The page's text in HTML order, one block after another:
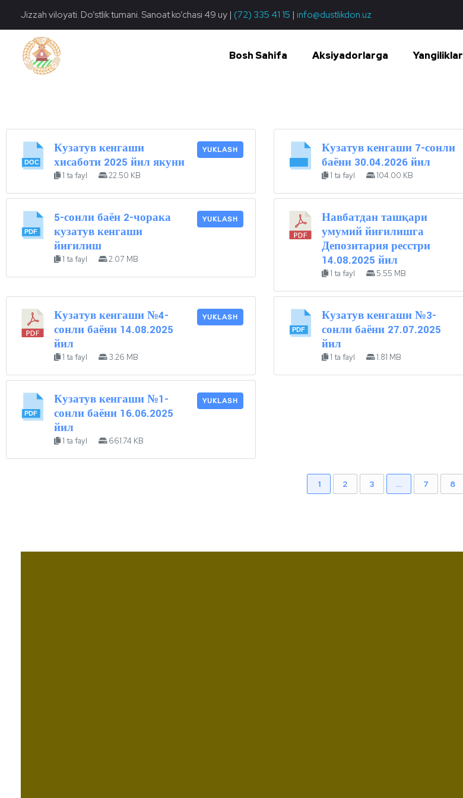
Jizzah viloyati. Do’stlik tumani. Sanoat ko’chasi 49 uy | (72) 335 41 15 | info@dustlikdon.uz
Bosh Sahifa Aksiyadorlarga Yangiliklar
Кузатув кенгаши
хисаботи 2025 йил якуни
1 ta fayl 22.50 KB
YUKLASH
Кузатув кенгаши 7-сонли
баёни 30.04.2026 йил
1 ta fayl 104.00 KB
5-сонли баён 2-чорака
кузатув кенгаши
йиғилиш
1 ta fayl 2.07 MB
YUKLASH
Навбатдан ташқари
умумий йиғилишга
Депозитария ресстри
14.08.2025 йил
1 ta fayl 5.55 MB
Кузатув кенгаши №4-
сонли баёни 14.08.2025
йил
1 ta fayl 3.26 MB
YUKLASH
Кузатув кенгаши №3-
сонли баёни 27.07.2025
йил
1 ta fayl 1.81 MB
Кузатув кенгаши №1-
сонли баёни 16.06.2025
йил
1 ta fayl 661.74 KB
YUKLASH
1 2 3 … 7 8